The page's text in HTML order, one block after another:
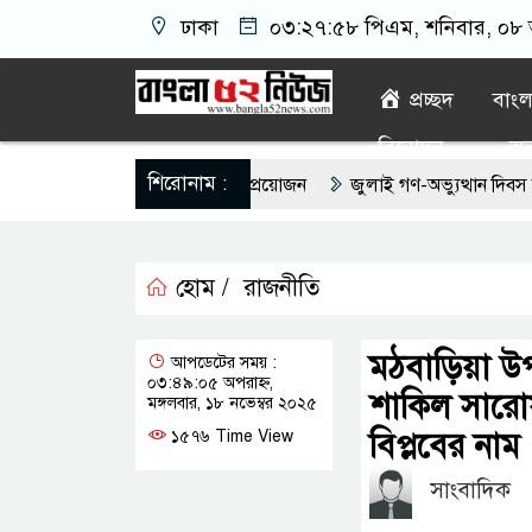
ঢাকা ০৩:২৭:৫৯ পিএম, শনিবার, ০৮
প্রচ্ছদ
বিনোদন
শিরোনাম :
ইসিজি চেক কেন প্রয়োজন জুলাই গণ-অভ্যুত্থান দিবস উপলক্ষে
আঃ খালেকের ইন্তেকাল সৌদিতে বাংলাদেশিদের ব্যবসায়িক
ড্রাম, মাদক কারবারি আটক লুটপাট ও পাচারমুখী বাজেট সংশোধনের
হোম / রাজনীতি
মঠবাড়িয়া
শাকিল
বিপ্লবের নাম
সাংবাদিক
আপডেটের সময় :
০৩:৪৯:০৫ অপরাহ্ন,
মঙ্গলবার, ১৮ নভেম্বর ২০২৫
১৫৭৬ Time View